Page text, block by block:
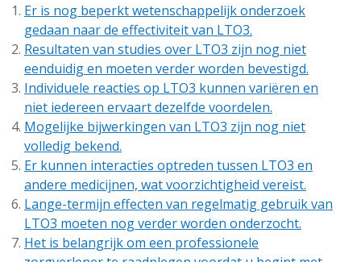
Er is nog beperkt wetenschappelijk onderzoek
gedaan naar de effectiviteit van LTO3.
Resultaten van studies over LTO3 zijn nog niet
eenduidig en moeten verder worden bevestigd.
Individuele reacties op LTO3 kunnen variëren en
niet iedereen ervaart dezelfde voordelen.
Mogelijke bijwerkingen van LTO3 zijn nog niet
volledig bekend.
Er kunnen interacties optreden tussen LTO3 en
andere medicijnen, wat voorzichtigheid vereist.
Lange-termijn effecten van regelmatig gebruik van
LTO3 moeten nog verder worden onderzocht.
Het is belangrijk om een professionele